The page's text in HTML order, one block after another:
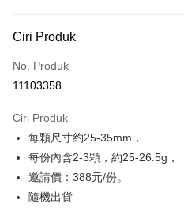
Kad Kredit (Bayaran Penuh)
Pengambilan di Kedai Serbaneka
Apple Pay
JKOPAY
Easy Wallet
Ciri Produk
No. Produk
11103358
Ciri Produk
每顆尺寸約25-35mm，
每份內含2-3顆，約25-26.5g，
邀請價：388元/份。
隨機出貨